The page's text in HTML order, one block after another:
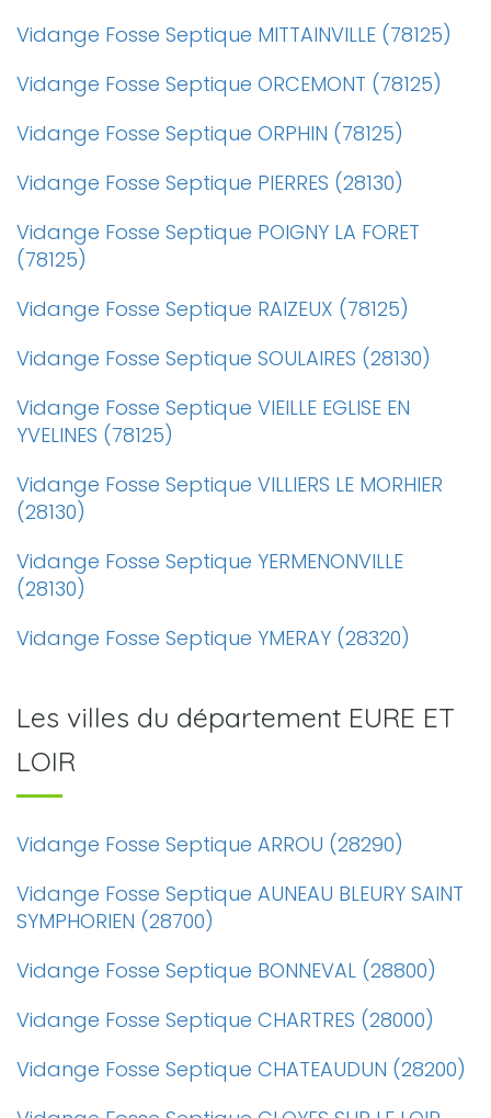
Vidange Fosse Septique MITTAINVILLE (78125)
Vidange Fosse Septique ORCEMONT (78125)
Vidange Fosse Septique ORPHIN (78125)
Vidange Fosse Septique PIERRES (28130)
Vidange Fosse Septique POIGNY LA FORET
(78125)
Vidange Fosse Septique RAIZEUX (78125)
Vidange Fosse Septique SOULAIRES (28130)
Vidange Fosse Septique VIEILLE EGLISE EN
YVELINES (78125)
Vidange Fosse Septique VILLIERS LE MORHIER
(28130)
Vidange Fosse Septique YERMENONVILLE
(28130)
Vidange Fosse Septique YMERAY (28320)
Les villes du département EURE ET
LOIR
Vidange Fosse Septique ARROU (28290)
Vidange Fosse Septique AUNEAU BLEURY SAINT
SYMPHORIEN (28700)
Vidange Fosse Septique BONNEVAL (28800)
Vidange Fosse Septique CHARTRES (28000)
Vidange Fosse Septique CHATEAUDUN (28200)